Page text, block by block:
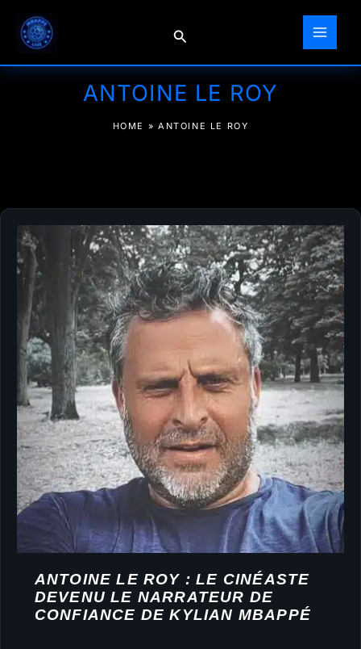
contenu
Rechercher
ANTOINE LE ROY
HOME » ANTOINE LE ROY
ANTOINE LE ROY : LE CINÉASTE
DEVENU LE NARRATEUR DE
CONFIANCE DE KYLIAN MBAPPÉ